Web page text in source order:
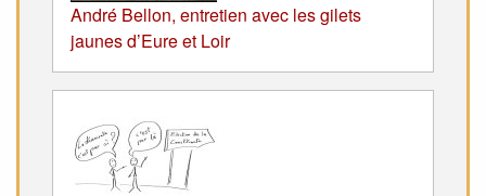
André Bellon, entretien avec les gilets
jaunes d’Eure et Loir